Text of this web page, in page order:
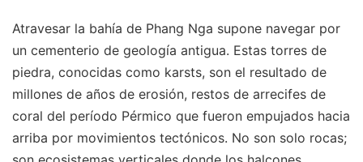
Atravesar la bahía de Phang Nga supone navegar por
un cementerio de geología antigua. Estas torres de
piedra, conocidas como karsts, son el resultado de
millones de años de erosión, restos de arrecifes de
coral del período Pérmico que fueron empujados hacia
arriba por movimientos tectónicos. No son solo rocas;